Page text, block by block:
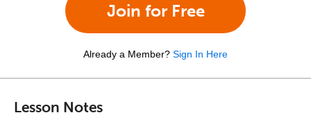
Join for Free
Already a Member? Sign In Here
Lesson Notes